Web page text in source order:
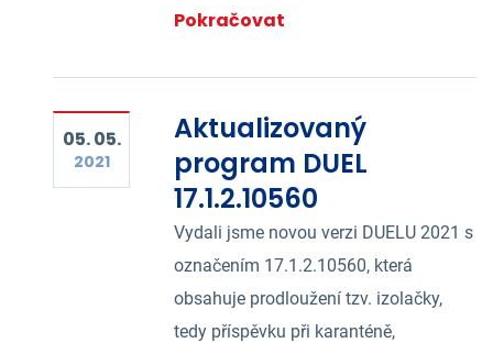
Pokračovat
05. 05.
2021
Aktualizovaný
program DUEL
17.1.2.10560
Vydali jsme novou verzi DUELU 2021 s
označením 17.1.2.10560, která
obsahuje prodloužení tzv. izolačky,
tedy příspěvku při karanténě,